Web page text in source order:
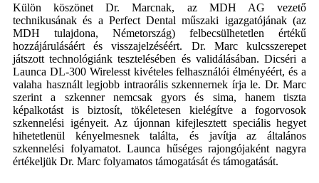
Külön köszönet Dr. Marcnak, az MDH AG vezető
technikusának és a Perfect Dental műszaki igazgatójának (az
MDH tulajdona, Németország) felbecsülhetetlen értékű
hozzájárulásáért és visszajelzéséért. Dr. Marc kulcsszerepet
játszott technológiánk tesztelésében és validálásában. Dicséri a
Launca DL-300 Wirelesst kivételes felhasználói élményéért, és a
valaha használt legjobb intraorális szkennernek írja le. Dr. Marc
szerint a szkenner nemcsak gyors és sima, hanem tiszta
képalkotást is biztosít, tökéletesen kielégítve a fogorvosok
szkennelési igényeit. Az újonnan kifejlesztett speciális hegyet
hihetetlenül kényelmesnek találta, és javítja az általános
szkennelési folyamatot. Launca hűséges rajongójaként nagyra
értékeljük Dr. Marc folyamatos támogatását és támogatását.